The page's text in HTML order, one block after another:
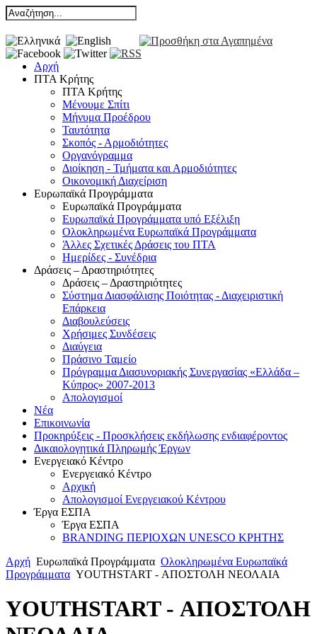
Αρχή
ΠΤΑ Κρήτης
ΠΤΑ Κρήτης
Μένουμε Σπίτι
Μήνυμα Προέδρου
Ταυτότητα
Σκοπός - Αρμοδιότητες
Οργανόγραμμα
Διοίκηση - Τμήματα και Αρμοδιότητες
Οικονομική Διαχείριση
Ευρωπαϊκά Προγράμματα
Ευρωπαϊκά Προγράμματα
Ευρωπαϊκά Προγράμματα υπό Εξέλιξη
Ολοκληρωμένα Ευρωπαϊκά Προγράμματα
Άλλες Σχετικές Δράσεις του ΠΤΑ
Ημερίδες - Συνέδρια
Δράσεις – Δραστηριότητες
Δράσεις – Δραστηριότητες
Σύστημα Διασφάλισης Ποιότητας - Διαχειριστική
Επάρκεια
Διαβουλεύσεις
Χρήσιμες Συνδέσεις
Διαύγεια
Πράσινο Ταμείο
Πρόγραμμα Διασυνοριακής Συνεργασίας «Ελλάδα –
Κύπρος» 2007-2013
Aπολογισμοί
Νέα
Επικοινωνία
Προκηρύξεις - Προσκλήσεις εκδήλωσης ενδιαφέροντος
Δικαιολογητικά Πληρωμής Έργων
Ενεργειακό Κέντρο
Ενεργειακό Κέντρο
Αρχική
Απολογισμοί Ενεργειακού Κέντρου
Έργα ΕΣΠΑ
Έργα ΕΣΠΑ
BRANDING ΠΕΡΙΟΧΩΝ UNESCO ΚΡΗΤΗΣ
Αρχή Ευρωπαϊκά Προγράμματα Ολοκληρωμένα Ευρωπαϊκά
Προγράμματα YOUTHSTART - ΑΠΟΣΤΟΛΗ ΝΕΟΛΑΙΑ
YOUTHSTART - ΑΠΟΣΤΟΛΗ